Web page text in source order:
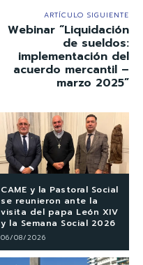
ARTÍCULO SIGUIENTE
Webinar “Liquidación
de sueldos:
implementación del
acuerdo mercantil –
marzo 2025”
CAME y la Pastoral Social
se reunieron ante la
visita del papa León XIV
y la Semana Social 2026
06/08/2026